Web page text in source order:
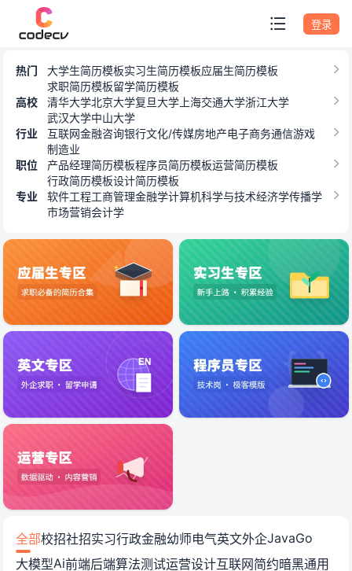
登录
热门 大学生简历模板实习生简历模板应届生简历模板
求职简历模板留学简历模板
高校
清华大学北京大学复旦大学 上海交通大学浙江大学
武汉大学中山大学
行业
互联网金融咨询银行文化/传媒房地产电子商务通信游戏
制造业
职位
产品经理简历模板程序员简历模板运营简历模板
行政简历模板设计简历模板
专业
软件工程工商管理金融学计算机科学与技术经济学传播学
市场营销会计学
简历模板免费下载_个人简历
全部校招社招实习行政金融幼师电气英文外企JavaGo
大模型Ai前端后端算法测试运营设计互联网简约暗黑通用